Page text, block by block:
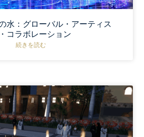
水：グローバル・アーティス
コラボレーション
続きを読む